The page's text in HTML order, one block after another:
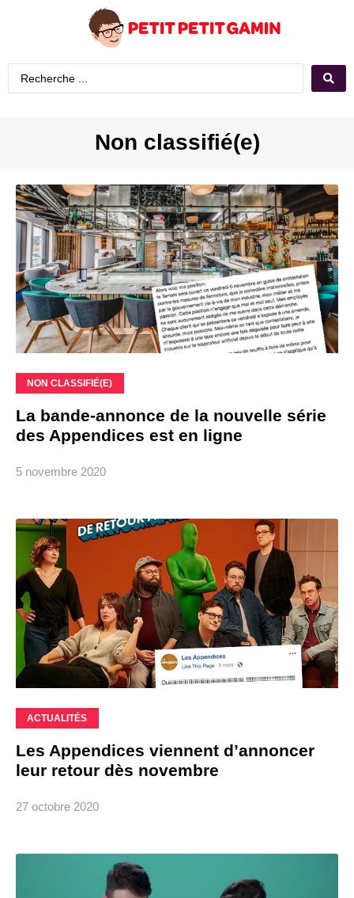
Non classifié(e)
NON CLASSIFIÉ(E)
La bande-annonce de la nouvelle série
des Appendices est en ligne
5 novembre 2020
ACTUALITÉS
Les Appendices viennent d’annoncer
leur retour dès novembre
27 octobre 2020